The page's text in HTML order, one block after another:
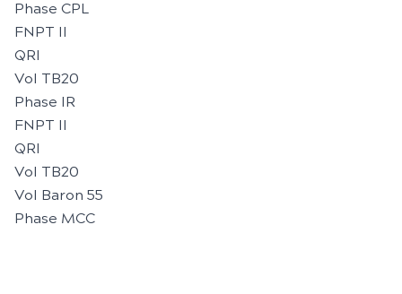
Phase CPL
FNPT II
QRI
Vol TB20
Phase IR
FNPT II
QRI
Vol TB20
Vol Baron 55
Phase MCC